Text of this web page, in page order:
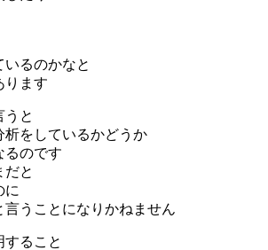
いるのかなと
ります
うと
析をしているかどうか
るのです
だと
に
言うことになりかねません
すること